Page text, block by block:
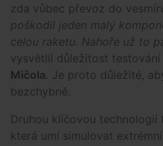
zda vůbec převoz do
poškodil jeden malý
celou raketu. Nahoře už to
vysvětlil důležitost
Mičola. Je proto důležité,
bezchybně.
Druhou klíčovou technologií
která umí simulovat